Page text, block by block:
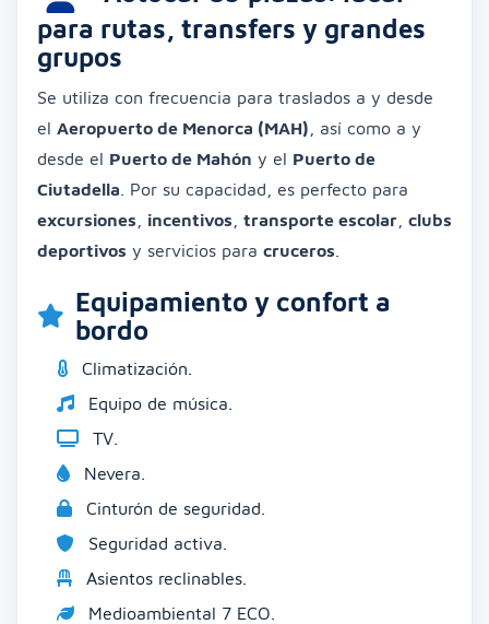
para rutas, transfers y grandes
grupos
Se utiliza con frecuencia para traslados a y desde
el Aeropuerto de Menorca (MAH) , así como a y
desde el Puerto de Mahón y el Puerto de
Ciutadella . Por su capacidad, es perfecto para
excursiones
incentivos transporte escolar clubs
deportivos y servicios para cruceros
Equipamiento y confort a
bordo
Climatización.
Equipo de música.
TV.
Nevera.
Cinturón de seguridad.
Seguridad activa.
Asientos reclinables.
Medioambiental 7 ECO.